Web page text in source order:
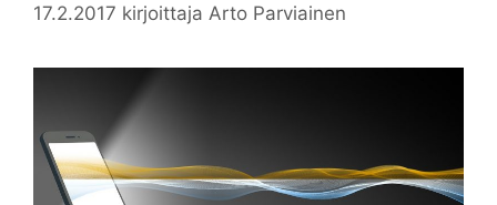
17.2.2017 kirjoittaja Arto Parviainen